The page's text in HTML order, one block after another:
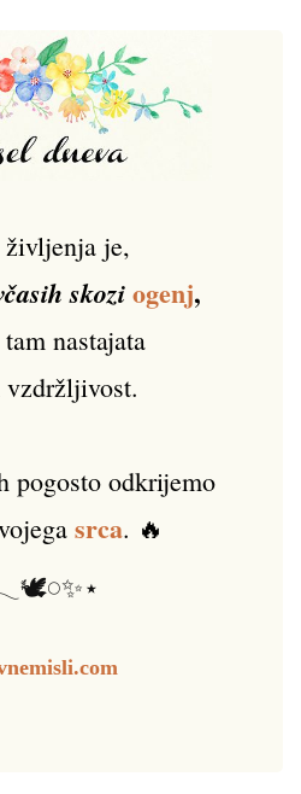
življenja je,
skoziogenj,
nastajata
pogosto odkrijemo
srca. 🔥